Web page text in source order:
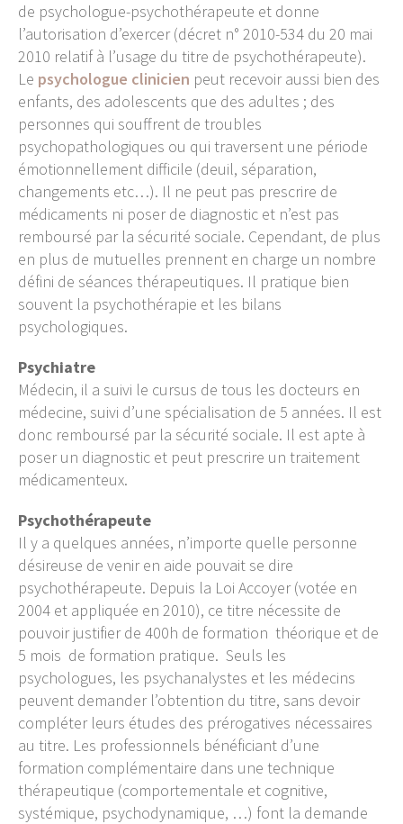
de psychologue-psychothérapeute et donne
l’autorisation d’exercer (décret n° 2010-534 du 20 mai
2010 relatif à l’usage du titre de psychothérapeute).
Le psychologue clinicien peut recevoir aussi bien des
enfants, des adolescents que des adultes ; des
personnes qui souffrent de troubles
psychopathologiques ou qui traversent une période
émotionnellement difficile (deuil, séparation,
changements etc…). Il ne peut pas prescrire de
médicaments ni poser de diagnostic et n’est pas
remboursé par la sécurité sociale. Cependant, de plus
en plus de mutuelles prennent en charge un nombre
défini de séances thérapeutiques. Il pratique bien
souvent la psychothérapie et les bilans
psychologiques.
Psychiatre
Médecin, il a suivi le cursus de tous les docteurs en
médecine, suivi d’une spécialisation de 5 années. Il est
donc remboursé par la sécurité sociale. Il est apte à
poser un diagnostic et peut prescrire un traitement
médicamenteux.
Psychothérapeute
Il y a quelques années, n’importe quelle personne
désireuse de venir en aide pouvait se dire
psychothérapeute. Depuis la Loi Accoyer (votée en
2004 et appliquée en 2010), ce titre nécessite de
pouvoir justifier de 400h de formation théorique et de
5 mois de formation pratique. Seuls les
psychologues, les psychanalystes et les médecins
peuvent demander l’obtention du titre, sans devoir
compléter leurs études des prérogatives nécessaires
au titre. ​Les professionnels bénéficiant d’une
formation complémentaire dans une technique
thérapeutique (comportementale et cognitive,
systémique, psychodynamique, …) font la demande